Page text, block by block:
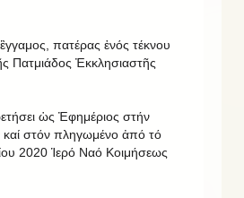
ἒγγαμος, πατέρας ἑνός τέκνου
Πατμιάδος Ἐκκλησιαστῆς
ὡς Ἐφημέριος στήν
καί στόν πληγωμένο ἀπό τό
2020 Ἱερό Ναό Κοιμήσεως